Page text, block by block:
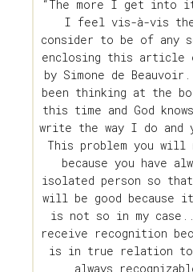
“The more I get into
I feel vis-à-vis the
consider to be of any
enclosing this article
by Simone de
been thinking at the
this time and God
write the way I do and
This problem you will
because you have
isolated person so
will be good because
is not so in my
receive recognition
is in true relation to
always